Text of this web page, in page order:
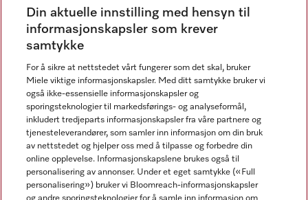
Miele Experience Center Nesbru
Miele Outlet Nesbru
Nyhetsbrev
Din aktuelle innstilling med hensyn til
informasjonskapsler som krever
samtykke
For å sikre at nettstedet vårt fungerer som det skal, bruker
Miele viktige informasjonskapsler. Med ditt samtykke bruker vi
også ikke-essensielle informasjonskapsler og
sporingsteknologier til markedsførings- og analyseformål,
inkludert tredjeparts informasjonskapsler fra våre partnere og
tjenesteleverandører, som samler inn informasjon om din bruk
av nettstedet og hjelper oss med å tilpasse og forbedre din
online opplevelse. Informasjonskapslene brukes også til
personalisering av annonser. Under et eget samtykke («Full
personalisering») bruker vi Bloomreach-informasjonskapsler